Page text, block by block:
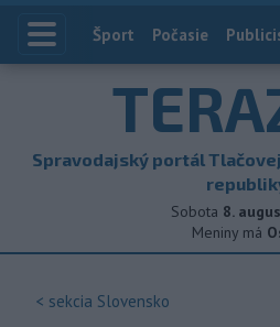
Index
Šport Počasie
Spravodajský portál
Sobota 8.
Meniny má
< sekcia Slovensko